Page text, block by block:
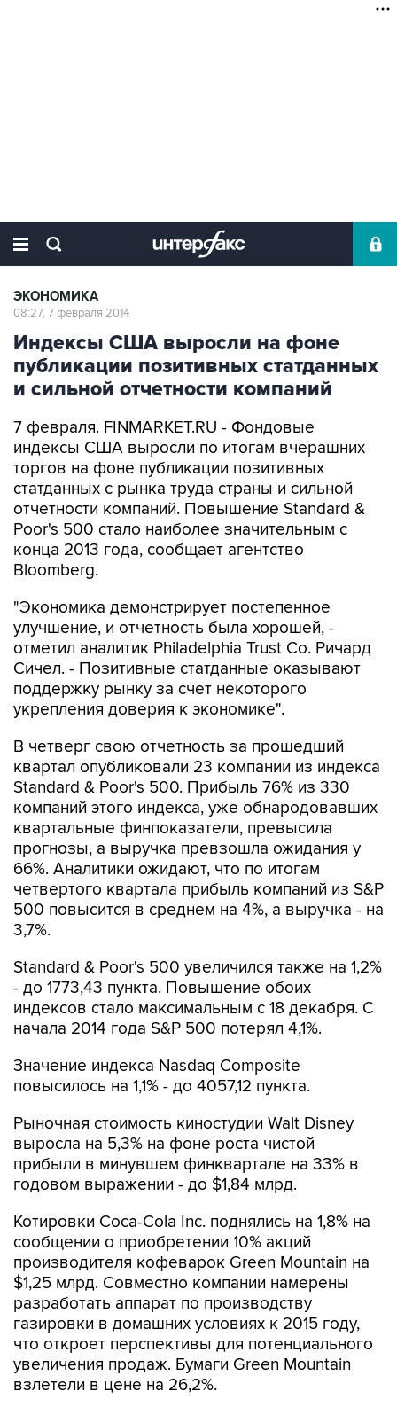
ЭКОНОМИКА
08:27, 7 февраля 2014
Индексы США выросли на фоне
публикации позитивных статданных
и сильной отчетности компаний
7 февраля. FINMARKET.RU - Фондовые
индексы США выросли по итогам вчерашних
торгов на фоне публикации позитивных
статданных с рынка труда страны и сильной
отчетности компаний. Повышение Standard &
Poor's 500 стало наиболее значительным с
конца 2013 года, сообщает агентство
Bloomberg.
"Экономика демонстрирует постепенное
улучшение, и отчетность была хорошей, -
отметил аналитик Philadelphia Trust Co. Ричард
Сичел. - Позитивные статданные оказывают
поддержку рынку за счет некоторого
укрепления доверия к экономике".
В четверг свою отчетность за прошедший
квартал опубликовали 23 компании из индекса
Standard & Poor's 500. Прибыль 76% из 330
компаний этого индекса, уже обнародовавших
квартальные финпоказатели, превысила
прогнозы, а выручка превзошла ожидания у
66%. Аналитики ожидают, что по итогам
четвертого квартала прибыль компаний из S&P
500 повысится в среднем на 4%, а выручка - на
3,7%.
Standard & Poor's 500 увеличился также на 1,2%
- до 1773,43 пункта. Повышение обоих
индексов стало максимальным с 18 декабря. С
начала 2014 года S&P 500 потерял 4,1%.
Значение индекса Nasdaq Composite
повысилось на 1,1% - до 4057,12 пункта.
Рыночная стоимость киностудии Walt Disney
выросла на 5,3% на фоне роста чистой
прибыли в минувшем финквартале на 33% в
годовом выражении - до $1,84 млрд.
Котировки Coca-Cola Inc. поднялись на 1,8% на
сообщении о приобретении 10% акций
производителя кофеварок Green Mountain на
$1,25 млрд. Совместно компании намерены
разработать аппарат по производству
газировки в домашних условиях к 2015 году,
что откроет перспективы для потенциального
увеличения продаж. Бумаги Green Mountain
взлетели в цене на 26,2%.